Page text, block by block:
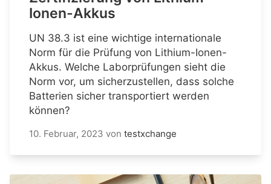
Ionen-Akkus
UN 38.3 ist eine wichtige internationale
Norm für die Prüfung von Lithium-Ionen-
Akkus. Welche Laborprüfungen sieht die
Norm vor, um sicherzustellen, dass solche
Batterien sicher transportiert werden
können?
10. Februar, 2023 von testxchange